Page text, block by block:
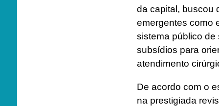
da capital, buscou
emergentes como
sistema público de
subsídios para
atendimento
De acordo com o
na prestigiada